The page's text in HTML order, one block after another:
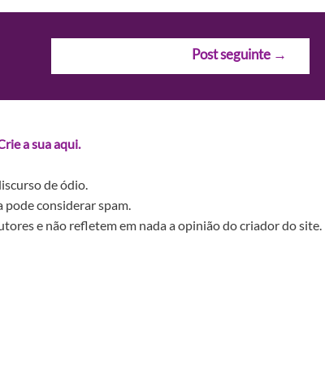
Post seguinte →
a sua aqui.
de ódio.
pode considerar spam.
e não refletem em nada a opinião do criador do site.